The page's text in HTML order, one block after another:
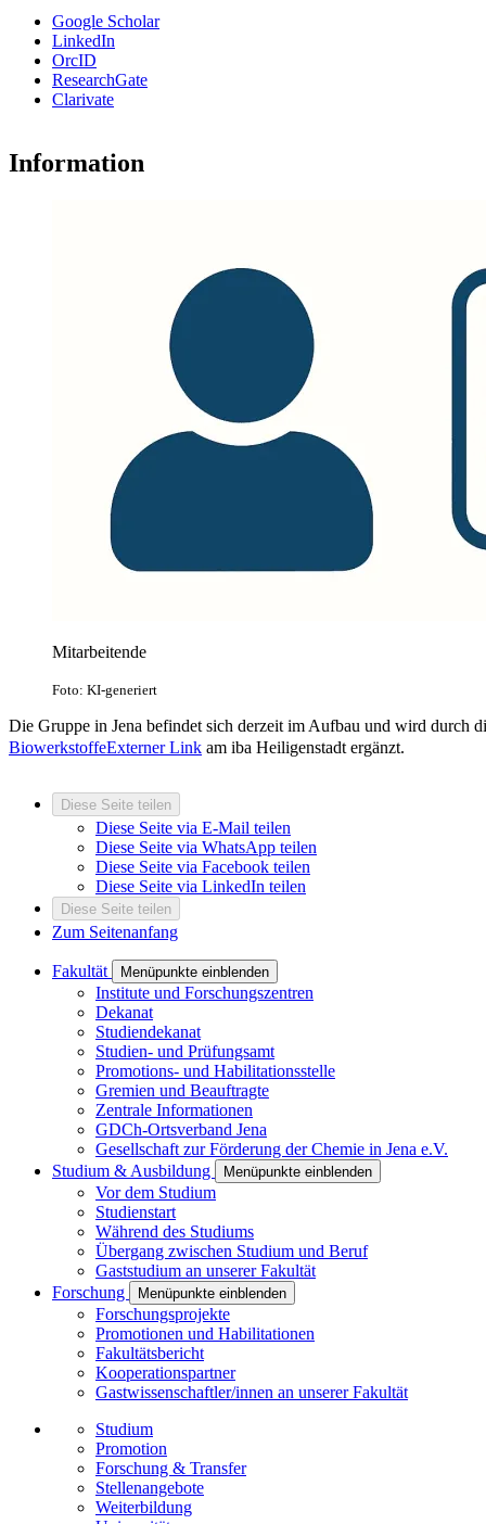
Google Scholar
LinkedIn
OrcID
ResearchGate
Clarivate
Information
Mitarbeitende
Foto: KI-generiert
Die Gruppe in Jena befindet sich derzeit im Aufbau und wird durch
BiowerkstoffeExterner Link am iba Heiligenstadt ergänzt.
Diese Seite teilen
Diese Seite via E-Mail teilen
Diese Seite via WhatsApp teilen
Diese Seite via Facebook teilen
Diese Seite via LinkedIn teilen
Diese Seite teilen
Zum Seitenanfang
Fakultät Menüpunkte einblenden
Institute und Forschungszentren
Dekanat
Studiendekanat
Studien- und Prüfungsamt
Promotions- und Habilitationsstelle
Gremien und Beauftragte
Zentrale Informationen
GDCh-Ortsverband Jena
Gesellschaft zur Förderung der Chemie in Jena e.V.
Studium & Ausbildung
Menüpunkte einblenden
Vor dem Studium
Studienstart
Während des Studiums
Übergang zwischen Studium und Beruf
Gaststudium an unserer Fakultät
Forschung
Menüpunkte einblenden
Forschungsprojekte
Promotionen und Habilitationen
Fakultätsbericht
Kooperationspartner
Gastwissenschaftler/innen an unserer Fakultät
Studium
Promotion
Forschung & Transfer
Stellenangebote
Weiterbildung